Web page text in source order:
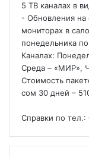
5 ТВ каналах в
- Обновления на
мониторах в
понедельника
Каналах:
Среда – «МИР»,
Стоимость
сом 30 дней –
Справки по тел.: